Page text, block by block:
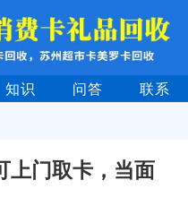
知识 问答 联系
上门取卡，当面